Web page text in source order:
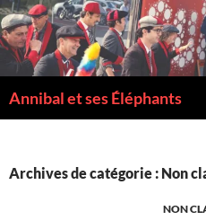
Annibal et ses Éléphants
Archives de catégorie : Non
NON